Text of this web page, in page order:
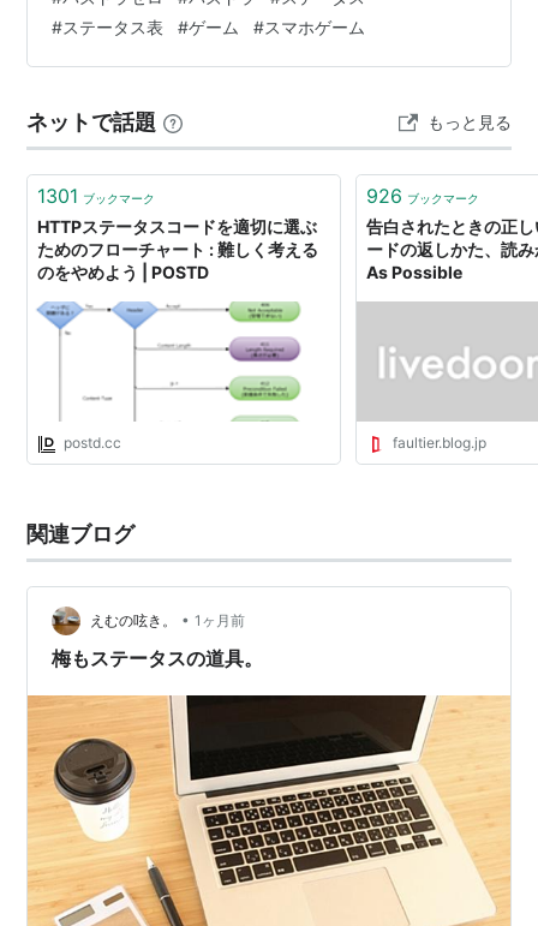
成感はある。嬉しい。 で、★7モンスターと言えば
Ver.1.5で一部モンスターが強化されたのだが、その結果
は様々。あまり強くなかったけど順当に強化されたや
やつ、あまり変わらなかったやつ、ぶっ壊れだったのが
さらにぶっ壊れてしまったやつ.…
#ステータス表 #ゲーム #スマホゲーム
ネットで話題 もっと見る
1301 ブックマーク
HTTPステータスコードを適切に選ぶ
ためのフローチャート : 難しく考える
のをやめよう | POSTD
postd.cc
926 ブックマーク
告白されたときの正
ードの返しかた、読
As Possible
faultier.blog.jp
関連ブログ
えむの呟き。 • 1ヶ月前
梅もステータスの道具。